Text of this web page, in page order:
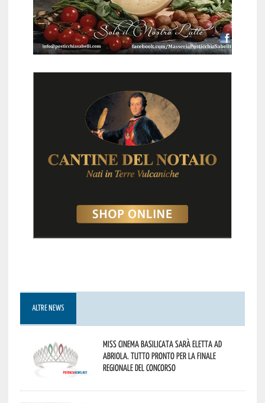
ALTRE NEWS
Miss Cinema Basilicata sarà eletta ad
Abriola. Tutto pronto per la finale
regionale del concorso